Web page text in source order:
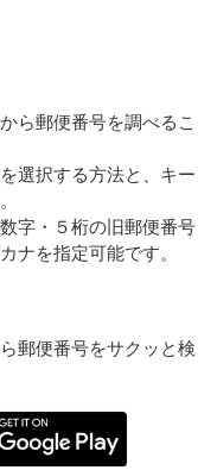
ら郵便番号を調べるこ
選択する方法と、キー
字・５桁の旧郵便番号
ナを指定可能です。
郵便番号をサクッと検